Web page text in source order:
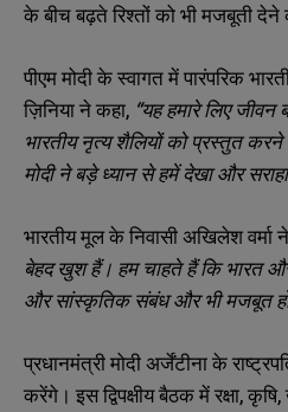
के बीच बढ़ते रिश्तों को भी मजबूती देने
पीएम मोदी के स्वागत में पारंपरिक
ज़िनिया ने कहा, “यह हमारे लिए
भारतीय नृत्य शैलियों को प्रस्तुत
मोदी ने बड़े ध्यान से हमें देखा और
भारतीय मूल के निवासी अखिलेश वर्मा
बेहद खुश हैं। हम चाहते हैं कि भारत और
और सांस्कृतिक संबंध और भी मजबूत
प्रधानमंत्री मोदी अर्जेंटीना के
करेंगे। इस द्विपक्षीय बैठक में रक्षा,